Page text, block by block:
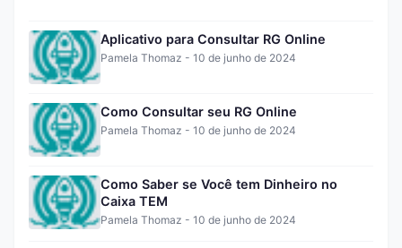
Aplicativo para Consultar RG Online
Pamela Thomaz - 10 de junho de 2024
Como Consultar seu RG Online
Pamela Thomaz - 10 de junho de 2024
Como Saber se Você tem Dinheiro no
Caixa TEM
Pamela Thomaz - 10 de junho de 2024